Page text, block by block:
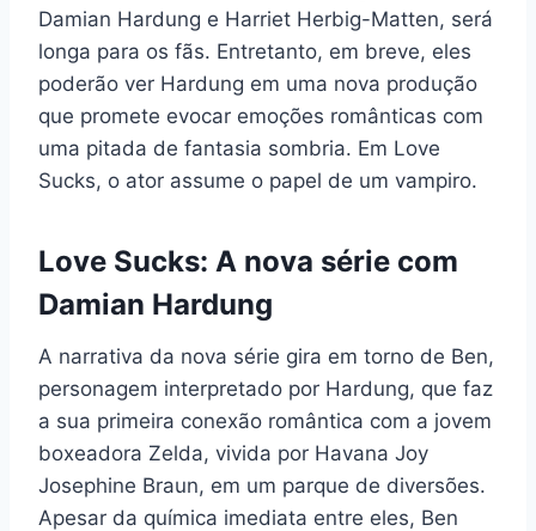
Damian Hardung e Harriet Herbig-Matten, será
longa para os fãs. Entretanto, em breve, eles
poderão ver Hardung em uma nova produção
que promete evocar emoções românticas com
uma pitada de fantasia sombria. Em Love
Sucks, o ator assume o papel de um vampiro.
Love Sucks: A nova série com
Damian Hardung
A narrativa da nova série gira em torno de Ben,
personagem interpretado por Hardung, que faz
a sua primeira conexão romântica com a jovem
boxeadora Zelda, vivida por Havana Joy
Josephine Braun, em um parque de diversões.
Apesar da química imediata entre eles, Ben